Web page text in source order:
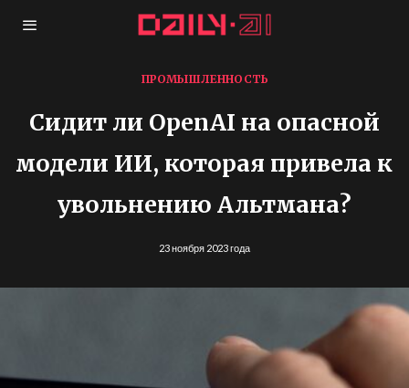
ПРОМЫШЛЕННОСТЬ
Сидит ли OpenAI на опасной
модели ИИ, которая привела к
увольнению Альтмана?
23 ноября 2023 года